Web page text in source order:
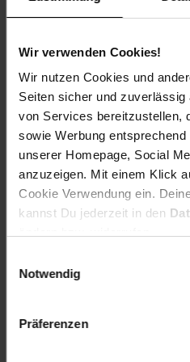
Wir verwenden Cookies!
Wir nutzen Cookies und
Seiten sicher und
von Services bereitzustellen,
sowie Werbung
unserer Homepage, Social
anzuzeigen. Mit einem Klick
Cookie Verwendung ein.
kannst Du jederzeit in den
Notwendig
Präferenzen
Samsung CLP-550 G,
Samsung CLP-550 N,
EAR_Kategorie:
EAR_Marke: Peach
Elektroprodukt: Ja
Kapazität in Seiten: 5000
OEM Artikelnummer: CLP-
OEM Hersteller: Samsung
WEEE_Nummer:
Wiederaufbereitet:
Artikelnummer: 2260219000
Artikel gehört zur Kategorie: